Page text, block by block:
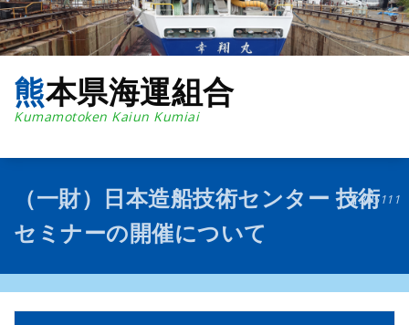
コ
ン
テ
ッ
熊本県海運組合
Kumamotoken Kaiun Kumiai
395111
（一財）日本造船技術センター 技術
セミナーの開催について